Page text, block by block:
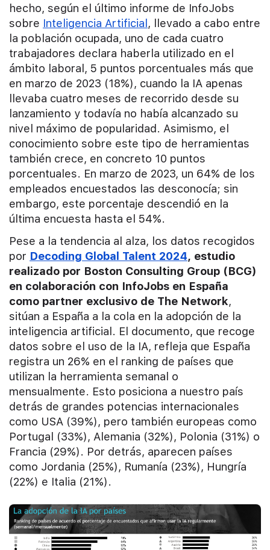
hecho, según el último informe de InfoJobs
sobre Inteligencia Artificial, llevado a cabo entre
la población ocupada, uno de cada cuatro
trabajadores declara haberla utilizado en el
ámbito laboral, 5 puntos porcentuales más que
en marzo de 2023 (18%), cuando la IA apenas
llevaba cuatro meses de recorrido desde su
lanzamiento y todavía no había alcanzado su
nivel máximo de popularidad. Asimismo, el
conocimiento sobre este tipo de herramientas
también crece, en concreto 10 puntos
porcentuales. En marzo de 2023, un 64% de los
empleados encuestados las desconocía; sin
embargo, este porcentaje descendió en la
última encuesta hasta el 54%.
Pese a la tendencia al alza, los datos recogidos
por Decoding Global Talent 2024, estudio
realizado por Boston Consulting Group (BCG)
en colaboración con InfoJobs en España
como partner exclusivo de The Network,
sitúan a España a la cola en la adopción de la
inteligencia artificial. El documento, que recoge
datos sobre el uso de la IA, refleja que España
registra un 26% en el ranking de países que
utilizan la herramienta semanal o
mensualmente. Esto posiciona a nuestro país
detrás de grandes potencias internacionales
como USA (39%), pero también europeas como
Portugal (33%), Alemania (32%), Polonia (31%) o
Francia (29%). Por detrás, aparecen países
como Jordania (25%), Rumanía (23%), Hungría
(22%) e Italia (21%).